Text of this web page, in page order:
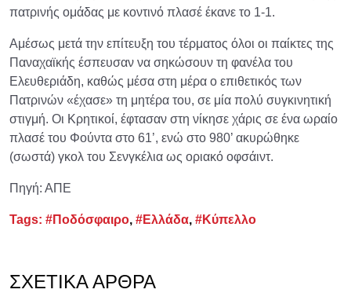
πατρινής ομάδας με κοντινό πλασέ έκανε το 1-1.
Αμέσως μετά την επίτευξη του τέρματος όλοι οι παίκτες της
Παναχαϊκής έσπευσαν να σηκώσουν τη φανέλα του
Ελευθεριάδη, καθώς μέσα στη μέρα ο επιθετικός των
Πατρινών «έχασε» τη μητέρα του, σε μία πολύ συγκινητική
στιγμή. Οι Κρητικοί, έφτασαν στη νίκησε χάρις σε ένα ωραίο
πλασέ του Φούντα στο 61’, ενώ στο 980’ ακυρώθηκε
(σωστά) γκολ του Σενγκέλια ως οριακό οφσάιντ.
Πηγή: ΑΠΕ
Tags: #Ποδόσφαιρο, #Ελλάδα, #Κύπελλο
ΣΧΕΤΙΚΆ ΆΡΘΡΑ